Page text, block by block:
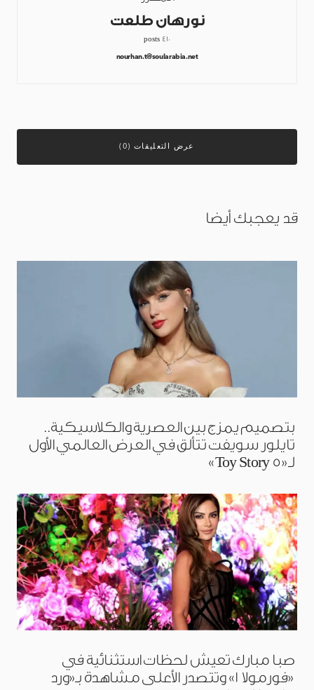
نورهان طلعت
410 posts
nourhan.t@soularabia.net
عرض التعليقات (0)
قد يعجبك أيضا
بتصميم يمزج بين العصرية والكلاسيكية..
تايلور سويفت تتألق في العرض العالمي الأول
لـ«Toy Story 5»
صبا مبارك تعيش لحظات استثنائية في
«فورمولا 1» وتتصدر الأعلى مشاهدة بـ«ورد